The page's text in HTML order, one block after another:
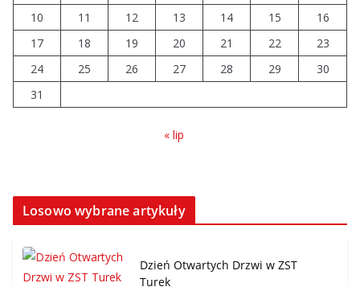
10
11 12 13 14 15
16
17
18 19 20 21 22
23
24
25 26 27 28 29
30
31
« lip
Losowo wybrane artykuły
Dzień Otwartych Drzwi w ZST
Turek